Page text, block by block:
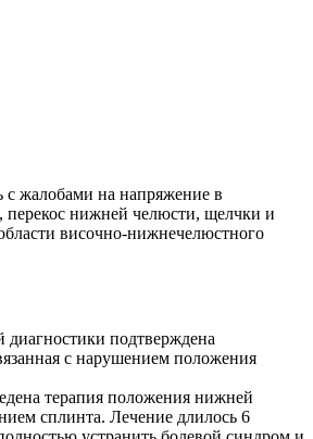
с жалобами на напряжение в
нижней челюсти, щелчки и
височно-нижнечелюстного
подтверждена
с нарушением положения
терапия положения нижней
сплинта. Лечение длилось 6